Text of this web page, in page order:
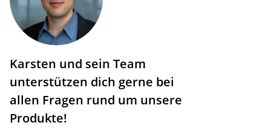
Karsten und sein Team
unterstützen dich gerne bei
allen Fragen rund um unsere
Produkte!